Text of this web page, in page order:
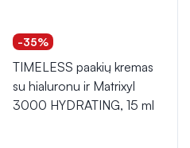
-35%
TIMELESS paakių kremas
su hialuronu ir Matrixyl
3000 HYDRATING, 15 ml